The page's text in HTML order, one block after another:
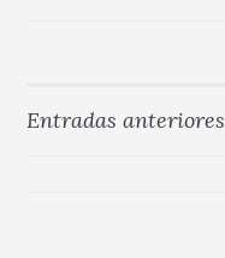
Navegación
Entradas anteriores